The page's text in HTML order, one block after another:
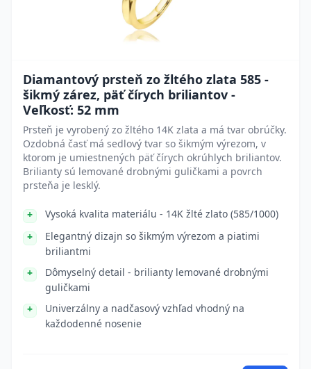
Diamantový prsteň zo žltého zlata 585 -
šikmý zárez, päť čírych briliantov -
Veľkosť: 52 mm
Prsteň je vyrobený zo žltého 14K zlata a má tvar obrúčky.
Ozdobná časť má sedlový tvar so šikmým výrezom, v
ktorom je umiestnených päť čírych okrúhlych briliantov.
Brilianty sú lemované drobnými guličkami a povrch
prsteňa je lesklý.
Vysoká kvalita materiálu - 14K žlté zlato (585/1000)
Elegantný dizajn so šikmým výrezom a piatimi
briliantmi
Dômyselný detail - brilianty lemované drobnými
guličkami
Univerzálny a nadčasový vzhľad vhodný na
každodenné nosenie